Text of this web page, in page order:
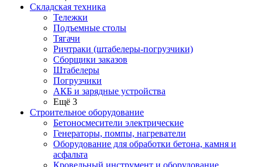
Складская техника
Тележки
Подъемные столы
Тягачи
Ричтраки (штабелеры-погрузчики)
Сборщики заказов
Штабелеры
Погрузчики
АКБ и зарядные устройства
Ещё 3
Строительное оборудование
Бетоносмесители электрические
Генераторы, помпы, нагреватели
Оборудование для обработки бетона, камня и
асфальта
Кровельный инструмент и оборудование